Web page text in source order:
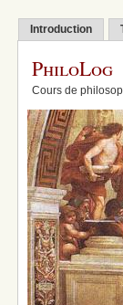
Introduction
PhiloLog
Cours de